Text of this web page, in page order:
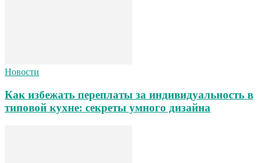
Новости
Как избежать переплаты за индивидуальность в
типовой кухне: секреты умного дизайна